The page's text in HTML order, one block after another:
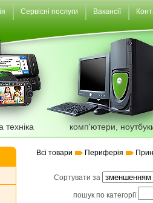
Сервісні послуги Вакансії
комп'ютери,
Всі товари Периферія
Сортувати за
пошук по категорії